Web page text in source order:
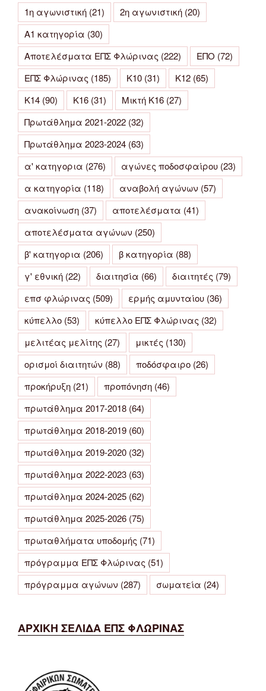
1η αγωνιστική (21) 2η αγωνιστική (20)
Α1 κατηγορία (30)
Αποτελέσματα ΕΠΣ Φλώρινας (222) ΕΠΟ (72)
ΕΠΣ Φλώρινας (185) Κ10 (31) Κ12 (65)
Κ14 (90) Κ16 (31) Μικτή Κ16 (27)
Πρωτάθλημα 2021-2022 (32)
Πρωτάθλημα 2023-2024 (63)
α' κατηγορια (276) αγώνες ποδοσφαίρου (23)
α κατηγορία (118) αναβολή αγώνων (57)
ανακοίνωση (37) αποτελέσματα (41)
αποτελέσματα αγώνων (250)
β' κατηγορια (206) β κατηγορία (88)
γ' εθνική (22) διαιτησία (66) διαιτητές (79)
επσ φλώρινας (509) ερμής αμυνταίου (36)
κύπελλο (53) κύπελλο ΕΠΣ Φλώρινας (32)
μελιτέας μελίτης (27) μικτές (130)
ορισμοί διαιτητών (88) ποδόσφαιρο (26)
προκήρυξη (21) προπόνηση (46)
πρωτάθλημα 2017-2018 (64)
πρωτάθλημα 2018-2019 (60)
πρωτάθλημα 2019-2020 (32)
πρωτάθλημα 2022-2023 (63)
πρωτάθλημα 2024-2025 (62)
πρωτάθλημα 2025-2026 (75)
πρωταθλήματα υποδομής (71)
πρόγραμμα ΕΠΣ Φλώρινας (51)
πρόγραμμα αγώνων (287) σωματεία (24)
ΑΡΧΙΚΗ ΣΕΛΙΔΑ ΕΠΣ ΦΛΩΡΙΝΑΣ